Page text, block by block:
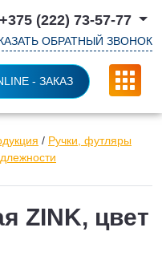
+375 (222) 73-57-77
ОБРАТНЫЙ ЗВОНОК
- ЗАКАЗ
/ Ручки, футляры
ZINK, цвет